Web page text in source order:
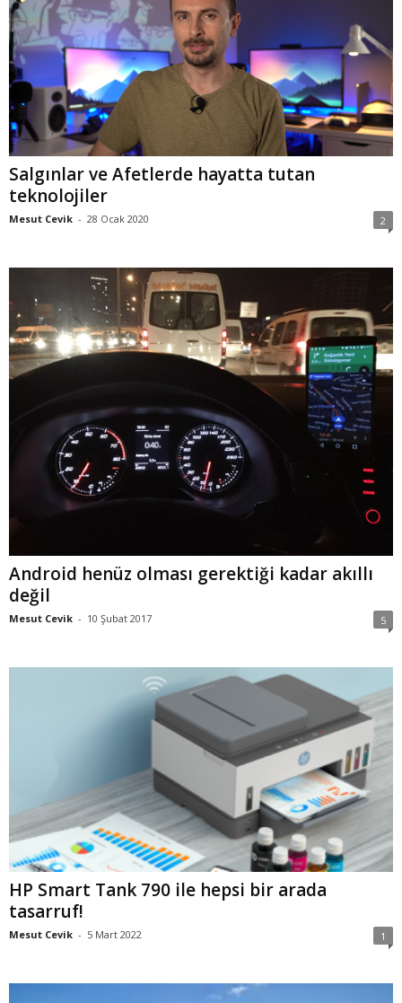
Salgınlar ve Afetlerde hayatta tutan
teknolojiler
Mesut Cevik - 28 Ocak 2020 2
Android henüz olması gerektiği kadar akıllı
değil
Mesut Cevik - 10 Şubat 2017 5
HP Smart Tank 790 ile hepsi bir arada
tasarruf!
Mesut Cevik - 5 Mart 2022 1